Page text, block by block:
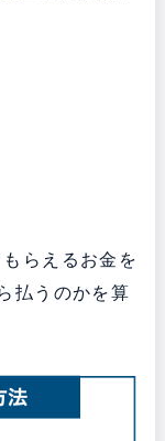
らえるお金を
払うのかを算